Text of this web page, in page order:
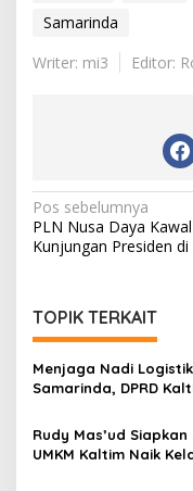
Samarinda
Writer: mi3
Editor:
Navigasi
pos
Pos sebelumnya
PLN Nusa Daya Kawal
Kunjungan Presiden di
TOPIK TERKAIT
Menjaga Nadi Logistik
Samarinda, DPRD
Mahulu
Rudy Mas’ud
UMKM Kaltim Naik